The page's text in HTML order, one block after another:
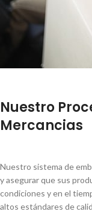
Nuestro
Mercancias
Nuestro sistema de
y asegurar que sus
condiciones y en el
altos estándares de